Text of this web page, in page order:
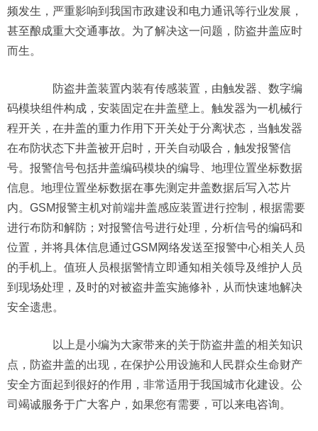
频发生，严重影响到我国市政建设和电力通讯等行业发展，
甚至酿成重大交通事故。为了解决这一问题，防盗井盖应时
而生。
防盗井盖装置内装有传感装置，由触发器、数字编
码模块组件构成，安装固定在井盖壁上。触发器为一机械行
程开关，在井盖的重力作用下开关处于分离状态，当触发器
在布防状态下井盖被开启时，开关自动吸合，触发报警信
号。报警信号包括井盖编码模块的编导、地理位置坐标数据
信息。地理位置坐标数据在事先测定井盖数据后写入芯片
内。GSM报警主机对前端井盖感应装置进行控制，根据需要
进行布防和解防；对报警信号进行处理，分析信号的编码和
位置，并将具体信息通过GSM网络发送至报警中心相关人员
的手机上。值班人员根据警情立即通知相关领导及维护人员
到现场处理，及时的对被盗井盖实施修补，从而快速地解决
安全遗患。
以上是小编为大家带来的关于防盗井盖的相关知识
点，防盗井盖的出现，在保护公用设施和人民群众生命财产
安全方面起到很好的作用，非常适用于我国城市化建设。公
司竭诚服务于广大客户，如果您有需要，可以来电咨询。